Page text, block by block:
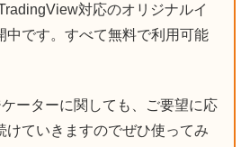
対応のオリジナルイ
中です。すべて無料で利用可能
ーターに関しても、ご要望に応
けていきますのでぜひ使ってみ